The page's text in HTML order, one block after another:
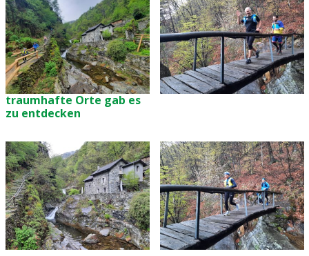
traumhafte Orte gab es
zu entdecken